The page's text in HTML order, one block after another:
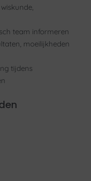
team informeren
moeilijkheden
tijdens